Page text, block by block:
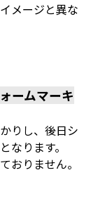
メージと異な
ームマーキ
りし、後日シ
なります。
おりません。